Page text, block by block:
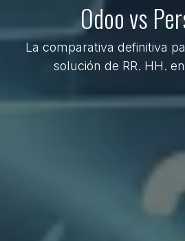
Odoo vs
La comparativa definitiva
solución de RR. HH.